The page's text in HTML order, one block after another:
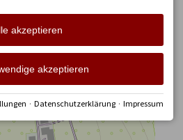
akzeptieren
akzeptieren
· Datenschutzerklärung · Impressum